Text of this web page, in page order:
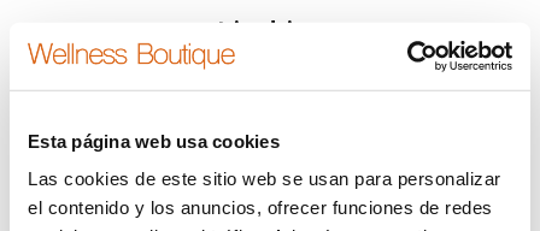
Esta página web usa cookies
Las cookies de este sitio web se usan para personalizar
el contenido y los anuncios, ofrecer funciones de redes
tripadvisor
Estás aquí:
Inicio